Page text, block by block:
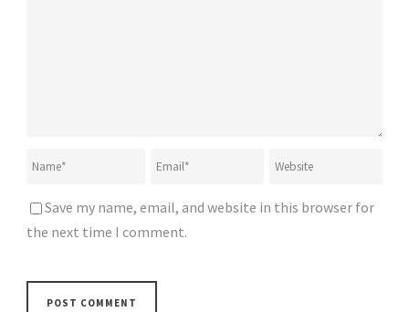
Save my name, email, and website in this browser for
the next time I comment.